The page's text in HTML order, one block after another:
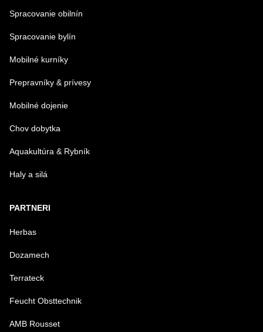
Spracovanie obilnín
Spracovanie bylín
Mobilné kurníky
Prepravníky & prívesy
Mobilné dojenie
Chov dobytka
Aquakultúra & Rybník
Haly a silá
PARTNERI
Herbas
Dozamech
Terrateck
Feucht Obsttechnik
AMB Rousset